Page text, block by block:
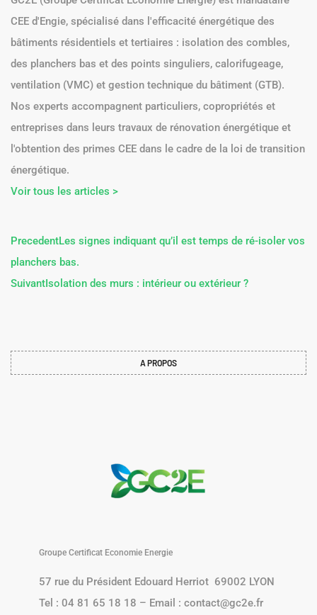
CEE d'Engie, spécialisé dans l'efficacité énergétique des
bâtiments résidentiels et tertiaires : isolation des combles,
des planchers bas et des points singuliers, calorifugeage,
ventilation (VMC) et gestion technique du bâtiment (GTB).
Nos experts accompagnent particuliers, copropriétés et
entreprises dans leurs travaux de rénovation énergétique et
l'obtention des primes CEE dans le cadre de la loi de transition
énergétique.
Voir tous les articles >
PrecedentLes signes indiquant qu’il est temps de ré-isoler vos
planchers bas.
SuivantIsolation des murs : intérieur ou extérieur ?
A PROPOS
Groupe Certificat Economie Energie
57 rue du Président Edouard Herriot 69002 LYON
Tel : 04 81 65 18 18 – Email : contact@gc2e.fr